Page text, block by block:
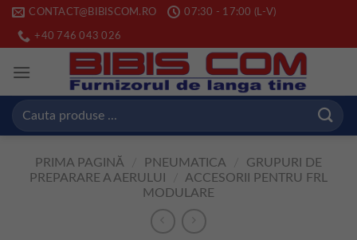
Skip
content
CONTACT@BIBISCOM.RO 07:30 - 17:00 (L-V)
+40 746 043 026
Caută
PRIMA PAGINĂ PNEUMATICA
GRUPURI DE
PREPARARE A AERULUI
ACCESORII PENTRU FRL
MODULARE